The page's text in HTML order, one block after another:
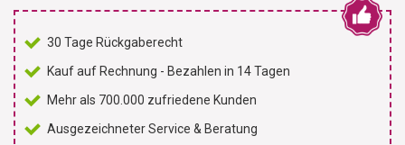
30 Tage Rückgaberecht
Kauf auf Rechnung - Bezahlen in 14 Tagen
Mehr als 700.000 zufriedene Kunden
Ausgezeichneter Service & Beratung